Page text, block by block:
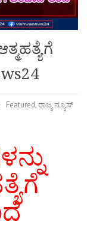
Featured,ರಾಜ್ಯ ನ್ಯೂಸ್